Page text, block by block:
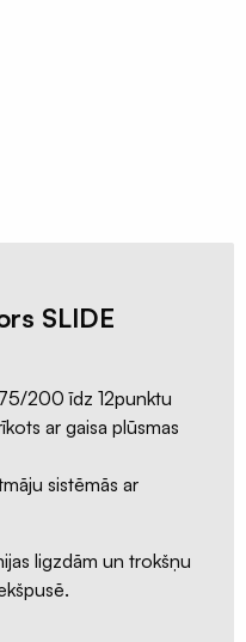
SLIDE
200 īdz 12punktu
ar gaisa plūsmas
sistēmās ar
ligzdām un trokšņu